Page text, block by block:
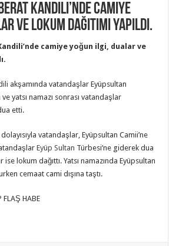
Kandili’nde camiye
ve lokum dağıtımı yapıldı.
camiye yoğun ilgi, dualar ve
akşamında vatandaşlar Eyüpsultan
ve yatsı namazı sonrası vatandaşlar
etti.
vatandaşlar, Eyüpsultan Camii’ne
Eyüp Sultan Türbesi’ne giderek dua
lokum dağıttı. Yatsı namazında Eyüpsultan
cemaat cami dışına taştı.
FLAŞ HABE